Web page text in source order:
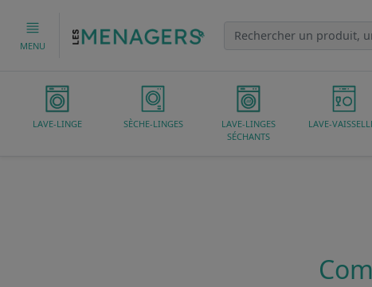
MENU
LAVE-LINGE SÈCHE-LINGES
LAVE-LINGES
SÉCHANTS
LAVE-